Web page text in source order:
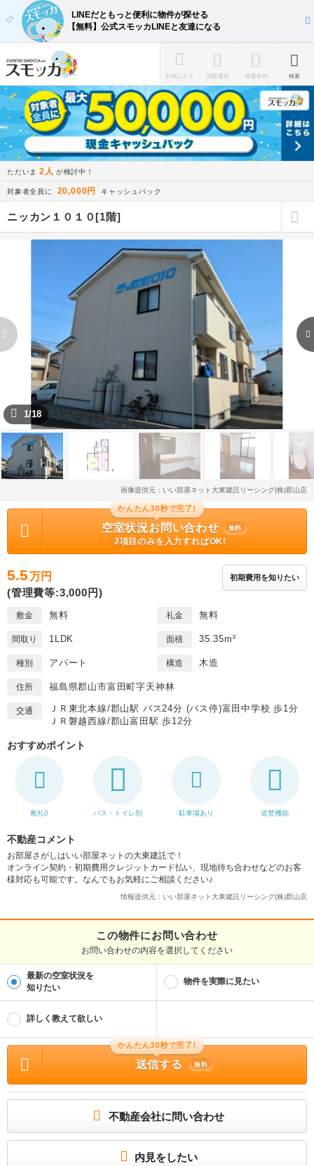
LINEだともっと便利に物件が探せる
【無料】公式スモッカLINEと友達になる
お気に入り 閲覧履歴 検索条件 検索
ただいま 2人 が検討中！
対象者全員に 20,000円 キャッシュバック
ニッカン１０１０[1階]
1/18
画像提供元：いい部屋ネット大東建託リーシング(株)郡山店
かんたん30秒で完了!
空室状況お問い合わせ 無料
2項目のみを入力すればOK!
5.5万円
(管理費等:3,000円)
初期費用を知りたい
敷金 無料 礼金 無料
間取り 1LDK 面積 35.35m²
種別 アパート 構造 木造
住所 福島県郡山市富田町字天神林
交通
ＪＲ東北本線/郡山駅 バス24分 (バス停)富田中学校 歩1分
ＪＲ磐越西線/郡山富田駅 歩12分
おすすめポイント
敷礼0 バス・トイレ別 駐車場あり 追焚機能
不動産コメント
お部屋さがしはいい部屋ネットの大東建託で！
オンライン契約・初期費用クレジットカード払い、現地待ち合わせなどのお客
様対応も可能です。なんでもお気軽にご相談ください♪
情報提供元：いい部屋ネット大東建託リーシング(株)郡山店
この物件にお問い合わせ
お問い合わせの内容を選択してください
最新の空室状況を
知りたい
物件を実際に見たい
詳しく教えて欲しい
かんたん30秒で完了!
送信する 無料
不動産会社に問い合わせ
内見をしたい